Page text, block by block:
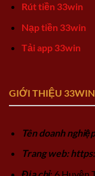
Rút tiền 33win
Nạp tiền 33win
Tải app 33win
GIỚI THIỆU 33WIN
Tên doanh nghiệp
Trang web: